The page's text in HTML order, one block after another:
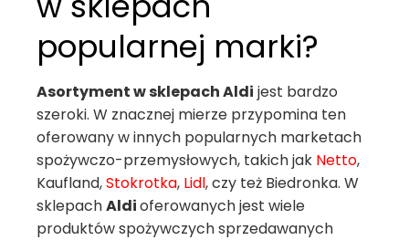
popularnej marki?
Asortyment w sklepach Aldi jest bardzo
szeroki. W znacznej mierze przypomina ten
oferowany w innych popularnych marketach
spożywczo-przemysłowych, takich jak Netto,
Kaufland,Stokrotka, Lidl, czy też Biedronka. W
sklepachAldioferowanych jest wiele
produktów spożywczych sprzedawanych